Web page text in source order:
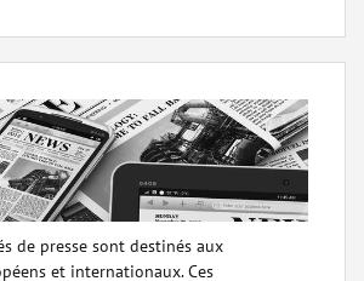
de presse sont destinés aux
et internationaux. Ces